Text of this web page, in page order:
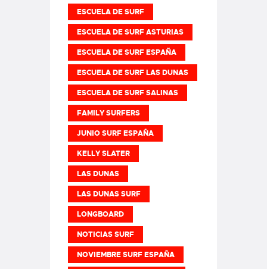
ESCUELA DE SURF
ESCUELA DE SURF ASTURIAS
ESCUELA DE SURF ESPAÑA
ESCUELA DE SURF LAS DUNAS
ESCUELA DE SURF SALINAS
FAMILY SURFERS
JUNIO SURF ESPAÑA
KELLY SLATER
LAS DUNAS
LAS DUNAS SURF
LONGBOARD
NOTICIAS SURF
NOVIEMBRE SURF ESPAÑA